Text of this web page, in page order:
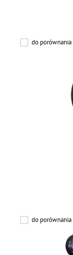
do porównania
do porównania